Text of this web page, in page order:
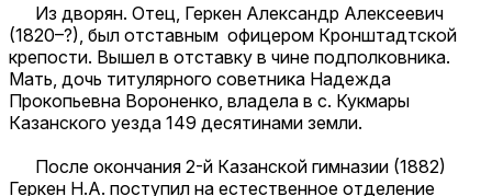
Из дворян. Отец, Геркен Александр Алексеевич
(1820–?), был отставным офицером Кронштадтской
крепости. Вышел в отставку в чине подполковника.
Мать, дочь титулярного советника Надежда
Прокопьевна Вороненко, владела в с. Кукмары
Казанского уезда 149 десятинами земли.
После окончания 2-й Казанской гимназии (1882)
Геркен Н.А. поступил на естественное отделение